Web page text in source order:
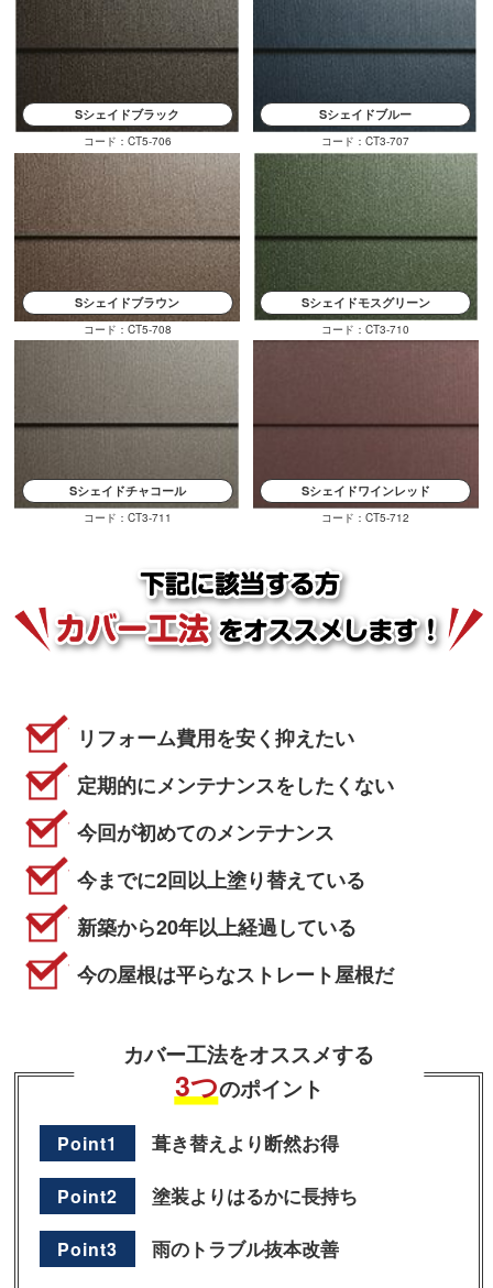
Sシェイドブラック
コード：CT5-706
Sシェイドブルー
コード：CT3-707
Sシェイドブラウン
コード：CT5-708
Sシェイドモスグリーン
コード：CT3-710
Sシェイドチャコール
コード：CT3-711
Sシェイドワインレッド
コード：CT5-712
リフォーム費用を安く抑えたい
定期的にメンテナンスをしたくない
今回が初めてのメンテナンス
今までに2回以上塗り替えている
新築から20年以上経過している
今の屋根は平らなストレート屋根だ
カバー工法をオススメする
3つのポイント
Point1 葺き替えより断然お得
Point2 塗装よりはるかに長持ち
Point3 雨のトラブル抜本改善